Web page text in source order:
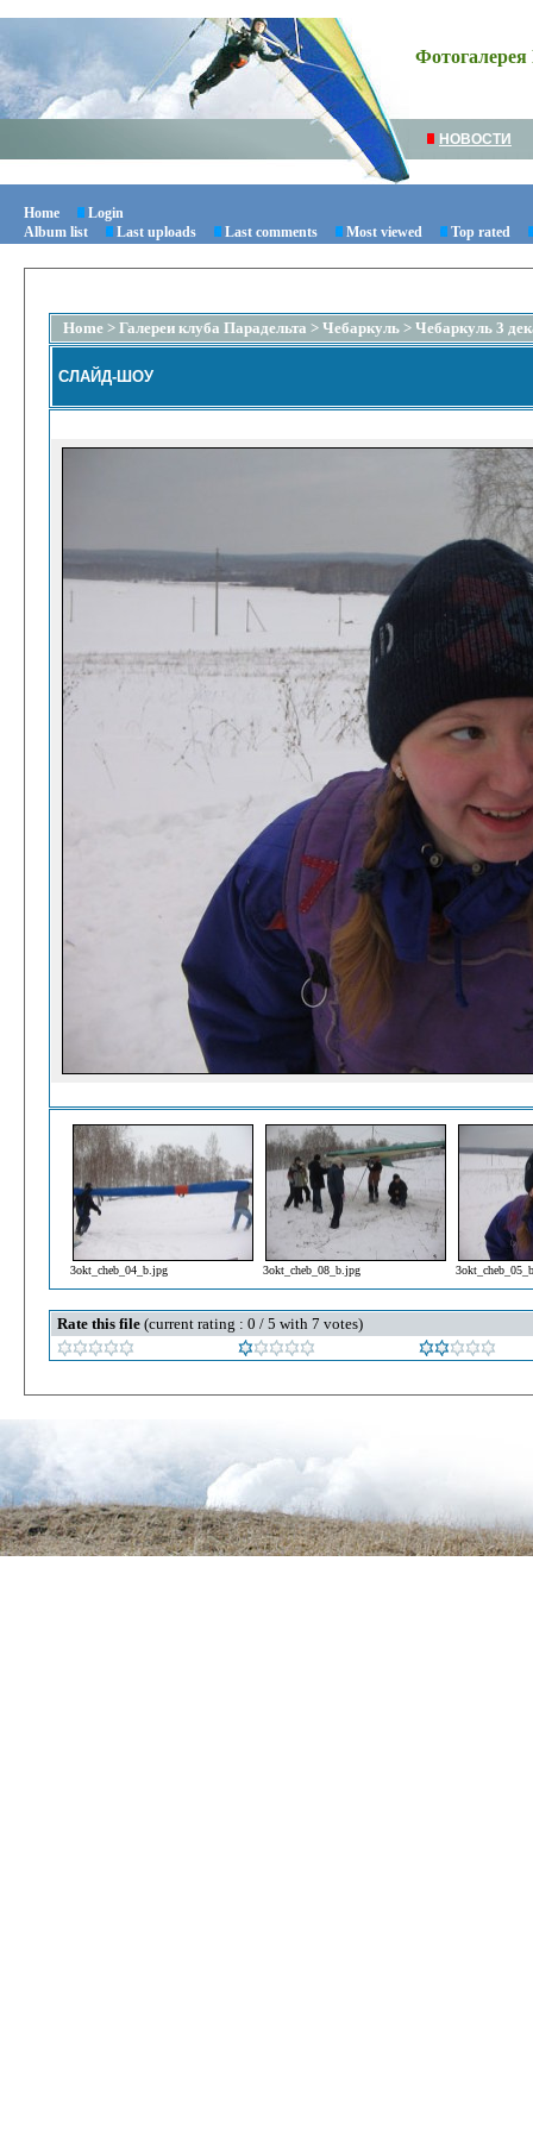
Фотогалерея
НОВОСТИ
Home
Login
Album list
Last uploads Last comments Most viewed Top rated
Home > Галереи клуба Парадельта > Чебаркуль > Чебаркуль 3
СЛАЙД-ШОУ
3okt_cheb_04_b.jpg 3okt_cheb_08_b.jpg
Rate this file (current rating : 0 / 5 with 7 votes)